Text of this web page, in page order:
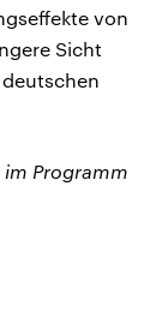
von
Sicht
Programm